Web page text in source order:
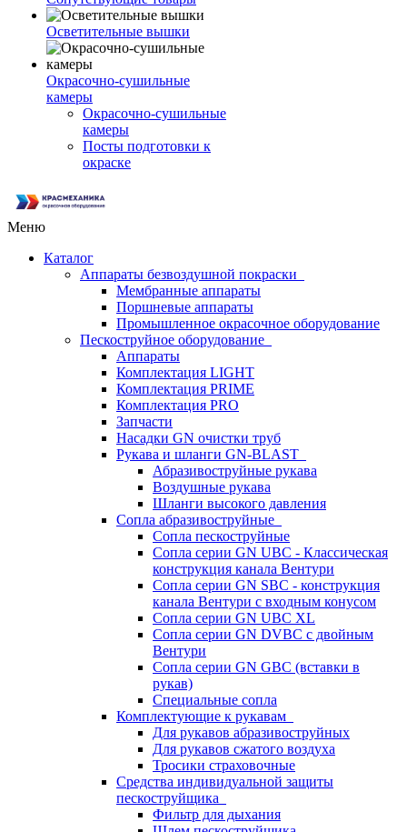
Осветительные вышки
Окрасочно-сушильные
камеры
Окрасочно-сушильные
камеры
Посты подготовки к
окраске
Меню
Каталог
Аппараты безвоздушной покраски
Мембранные аппараты
Поршневые аппараты
Промышленное окрасочное оборудование
Пескоструйное оборудование
Аппараты
Комплектация LIGHT
Комплектация PRIME
Комплектация PRO
Запчасти
Насадки GN очистки труб
Рукава и шланги GN-BLAST
Абразивоструйные рукава
Воздушные рукава
Шланги высокого давления
Сопла абразивоструйные
Сопла пескоструйные
Сопла серии GN UBC - Классическая
конструкция канала Вентури
Сопла серии GN SBC - конструкция
канала Вентури c входным конусом
Сопла серии GN UBC XL
Сопла серии GN DVBC с двойным
Вентури
Сопла серии GN GBC (вставки в
рукав)
Специальные сопла
Комплектующие к рукавам
Для рукавов абразивоструйных
Для рукавов сжатого воздуха
Тросики страховочные
Средства индивидуальной защиты
пескоструйщика
Фильтр для дыхания